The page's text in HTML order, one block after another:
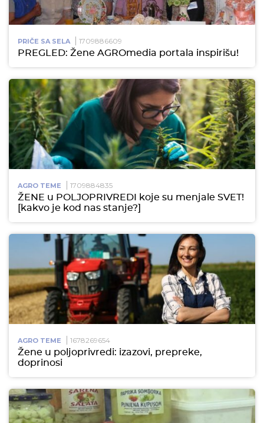
PRIČE SA SELA 1709886609
PREGLED: Žene AGROmedia portala inspirišu!
AGRO TEME 1709884835
ŽENE u POLJOPRIVREDI koje su menjale SVET!
[kakvo je kod nas stanje?]
AGRO TEME 1678269654
Žene u poljoprivredi: izazovi, prepreke,
doprinosi